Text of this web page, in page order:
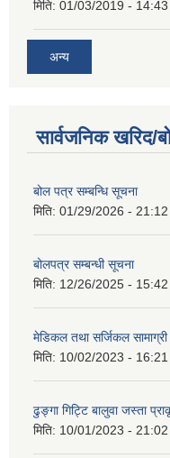
मिति: 01/03/2019 - 14:43
अन्य
सार्वजनिक खरिद/
बोल पत्र सम्बन्धि सूचना
मिति: 01/29/2026 - 21:12
बोलपत्र सम्बन्धी सूचना
मिति: 12/26/2025 - 15:42
मेडिकल तथा सर्जिकल
मिति: 10/02/2023 - 16:21
ढुङ्गा गिट्टि बालुवा जस्ता
मिति: 10/01/2023 - 21:02